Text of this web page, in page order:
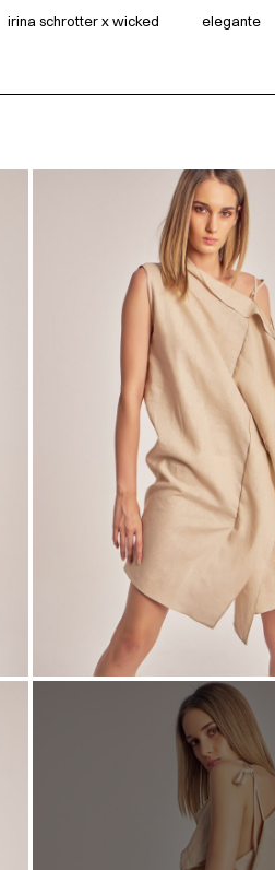
irina schrotter x wicked elegante